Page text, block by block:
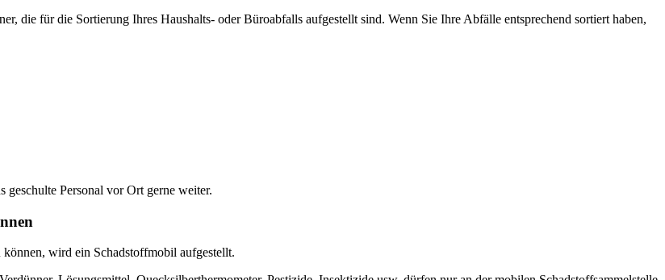
die für die Sortierung Ihres Haushalts- oder Büroabfalls aufgestellt sind. Wenn Sie Ihre Abfälle entsprechend sortiert haben,
Personal vor Ort gerne weiter.
wird ein Schadstoffmobil aufgestellt.